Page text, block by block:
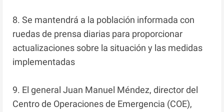
8. Se mantendrá a la población informada con
ruedas de prensa diarias para proporcionar
actualizaciones sobre la situación y las medidas
implementadas
9. El general Juan Manuel Méndez, director del
Centro de Operaciones de Emergencia (COE),